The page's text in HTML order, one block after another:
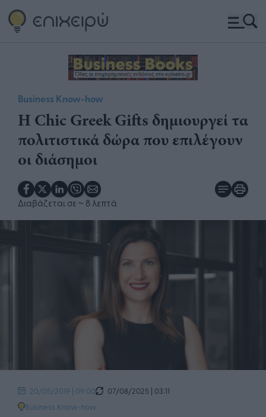
Business Know-how
Η Chic Greek Gifts δημιουργεί τα
πολιτιστικά δώρα που επιλέγουν
οι διάσημοι
Διαβάζεται σε ~ 8 λεπτά
20/05/2019 | 09:00
07/08/2025 | 03:11
Business Know-how